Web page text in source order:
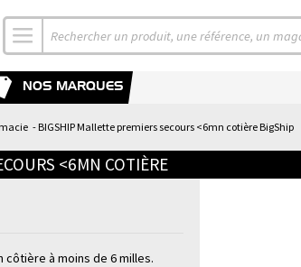
NOS MARQUES
- BIGSHIP Mallette premiers secours <6mn cotière BigShip
<6MN COTIÈRE
à moins de 6 milles.